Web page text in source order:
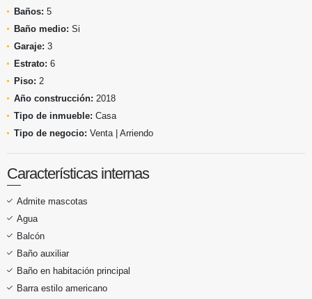
Baños: 5
Baño medio: Si
Garaje: 3
Estrato: 6
Piso: 2
Año construcción: 2018
Tipo de inmueble: Casa
Tipo de negocio: Venta | Arriendo
Características internas
Admite mascotas
Agua
Balcón
Baño auxiliar
Baño en habitación principal
Barra estilo americano